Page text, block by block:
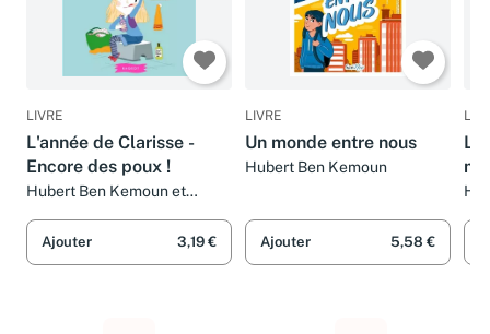
LIVRE
L'année de Clarisse -
Encore des poux !
Hubert Ben Kemoun et
Ajouter 3,19 €
LIVRE
Un monde entre nous
Hubert Ben Kemoun
Ajouter 5,58 €